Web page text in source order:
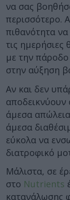
να σας
περισσότερο.
πιθανότητα να
τις ημερήσιες
με την
στην αύξηση
Αν και δεν
αποδεικνύουν
άμεσα
άμεσα
εύκολα να
διατροφικό
Μάλιστα, σε
στο Nutrients
κατανάλωσης